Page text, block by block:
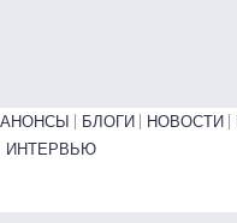
Primary links bottom
АНОНСЫ БЛОГИ НОВОСТИ
ИНТЕРВЬЮ